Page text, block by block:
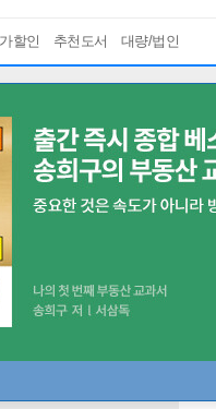
할인 추천도서 대량/법인
작성까지, 챗GPT